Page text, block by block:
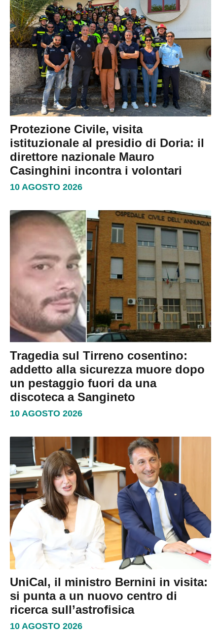
Protezione Civile, visita
istituzionale al presidio di Doria: il
direttore nazionale Mauro
Casinghini incontra i volontari
10 AGOSTO 2026
Tragedia sul Tirreno cosentino:
addetto alla sicurezza muore dopo
un pestaggio fuori da una
discoteca a Sangineto
10 AGOSTO 2026
UniCal, il ministro Bernini in visita:
si punta a un nuovo centro di
ricerca sull’astrofisica
10 AGOSTO 2026